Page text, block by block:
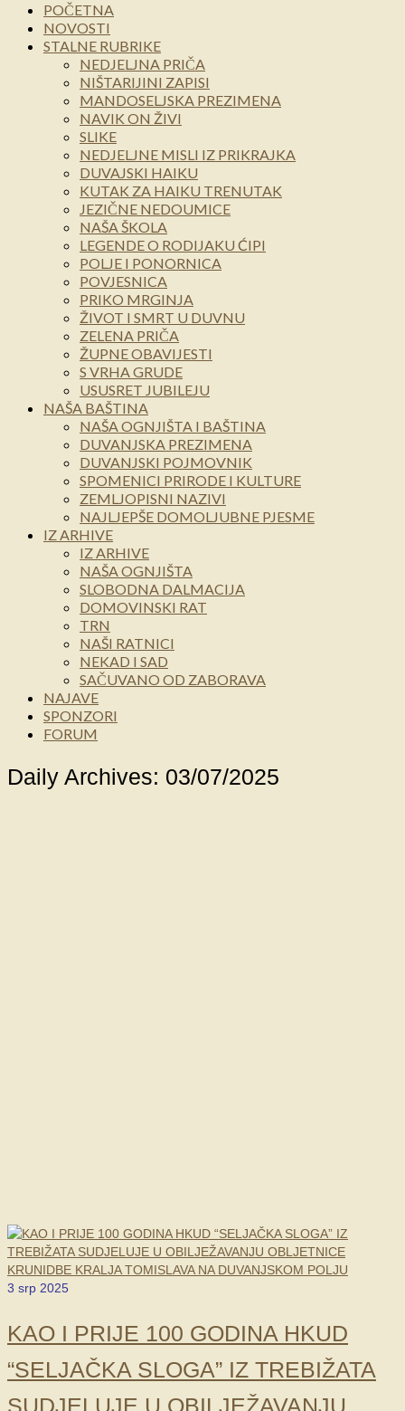
POČETNA
NOVOSTI
STALNE RUBRIKE
NEDJELJNA PRIČA
NIŠTARIJINI ZAPISI
MANDOSELJSKA PREZIMENA
NAVIK ON ŽIVI
SLIKE
NEDJELJNE MISLI IZ PRIKRAJKA
DUVAJSKI HAIKU
KUTAK ZA HAIKU TRENUTAK
JEZIČNE NEDOUMICE
NAŠA ŠKOLA
LEGENDE O RODIJAKU ĆIPI
POLJE I PONORNICA
POVJESNICA
PRIKO MRGINJA
ŽIVOT I SMRT U DUVNU
ZELENA PRIČA
ŽUPNE OBAVIJESTI
S VRHA GRUDE
USUSRET JUBILEJU
NAŠA BAŠTINA
NAŠA OGNJIŠTA I BAŠTINA
DUVANJSKA PREZIMENA
DUVANJSKI POJMOVNIK
SPOMENICI PRIRODE I KULTURE
ZEMLJOPISNI NAZIVI
NAJLJEPŠE DOMOLJUBNE PJESME
IZ ARHIVE
IZ ARHIVE
NAŠA OGNJIŠTA
SLOBODNA DALMACIJA
DOMOVINSKI RAT
TRN
NAŠI RATNICI
NEKAD I SAD
SAČUVANO OD ZABORAVA
NAJAVE
SPONZORI
FORUM
Daily Archives: 03/07/2025
3 srp 2025
KAO I PRIJE 100 GODINA HKUD
“SELJAČKA SLOGA” IZ TREBIŽATA
SUDJELUJE U OBILJEŽAVANJU